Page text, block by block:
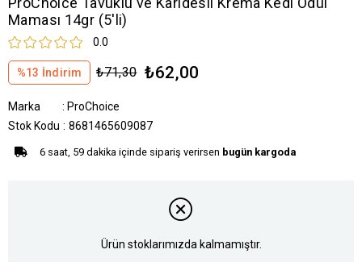
Maması 14gr (5'li)
0.0
%13 İndirim ₺71,30 ₺62,00
Marka : ProChoice
Stok Kodu
8681465609087
6 saat, 59 dakika içinde sipariş verirsen bugün kargoda
Ürün stoklarımızda kalmamıştır.